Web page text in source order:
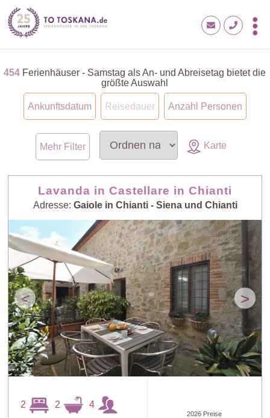
454 Ferienhäuser - Samstag als An- und Abreisetag bietet die
größte Auswahl
Ankunftsdatum Reisedauer Anzahl Personen
Mehr Filter Karte
Lavanda in Castellare in Chianti
Adresse: Gaiole in Chianti - Siena und Chianti
< >
2 2 4
2026 Preise